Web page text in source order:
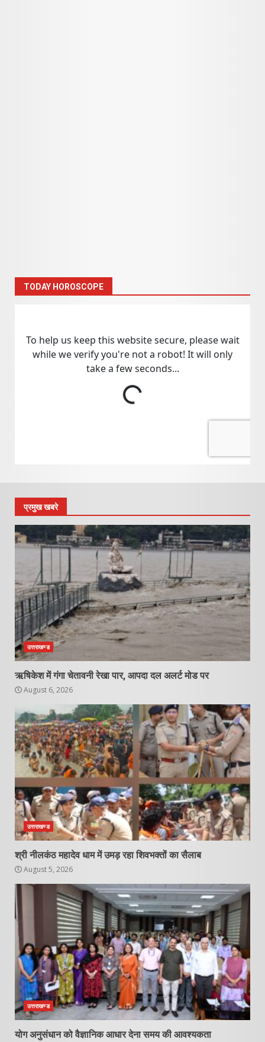
TODAY HOROSCOPE
प्रमुख खबरे
उत्तराखण्ड
ऋषिकेश में गंगा चेतावनी रेखा पार, आपदा दल अलर्ट मोड पर
August 6, 2026
उत्तराखण्ड
श्री नीलकंठ महादेव धाम में उमड़ रहा शिवभक्तों का सैलाब
August 5, 2026
उत्तराखण्ड
योग अनुसंधान को वैज्ञानिक आधार देना समय की आवश्यकता